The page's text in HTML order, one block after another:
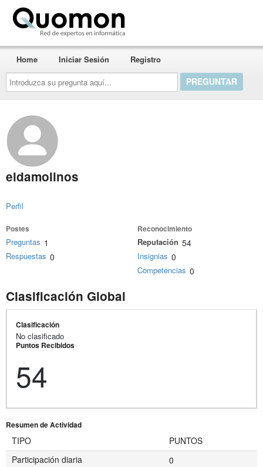
Introduzca
su
pregunta
aquí...
Home Iniciar Sesión Registro
eldamolinos
Perfil
Postes
Preguntas 1
Respuestas 0
Reconocimiento
Reputación 54
Insignias 0
Competencias 0
Clasificación Global
Clasificación
No clasificado
Puntos Recibidos
54
Resumen de Actividad
TIPO
PUNTOS
Participación diaria
0